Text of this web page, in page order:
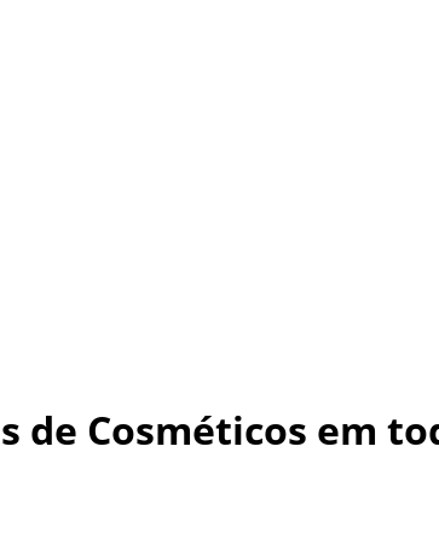
de Cosméticos em